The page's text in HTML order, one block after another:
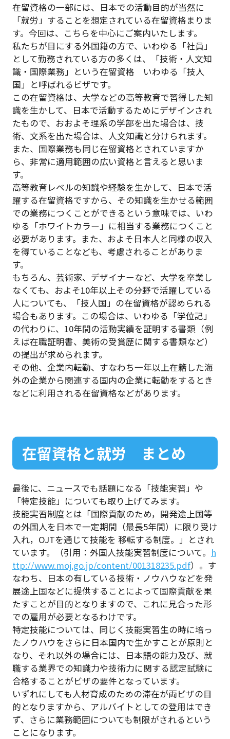
在留資格の一部には、日本での活動目的が当然に
「就労」することを想定されている在留資格まりま
す。今回は、こちらを中心にご案内いたします。
私たちが目にする外国籍の方で、いわゆる「社員」
として勤務されている方の多くは、「技術・人文知
識・国際業務」という在留資格 いわゆる「技人
国」と呼ばれるビザです。
この在留資格は、大学などの高等教育で習得した知
識を生かして、日本で活動するためにデザインされ
たもので、おおよそ理系の学部を出た場合は、技
術、文系を出た場合は、人文知識と分けられます。
また、国際業務も同じ在留資格とされていますか
ら、非常に適用範囲の広い資格と言えると思いま
す。
高等教育レベルの知識や経験を生かして、日本で活
躍する在留資格ですから、その知識を生かせる範囲
での業務につくことができるという意味では、いわ
ゆる「ホワイトカラー」に相当する業務につくこと
必要があります。また、およそ日本人と同様の収入
を得ていることなども、考慮されることがありま
す。
もちろん、芸術家、デザイナーなど、大学を卒業し
なくても、およそ10年以上その分野で活躍している
人についても、「技人国」の在留資格が認められる
場合もあります。この場合は、いわゆる「学位記」
の代わりに、10年間の活動実績を証明する書類（例
えば在職証明書、美術の受賞歴に関する書類など）
の提出が求められます。
その他、企業内転勤、すなわち一年以上在籍した海
外の企業から関連する国内の企業に転勤をするとき
などに利用される在留資格などがあります。
在留資格と就労 まとめ
最後に、ニュースでも話題になる「技能実習」や
「特定技能」についても取り上げてみます。
技能実習制度とは「国際貢献のため，開発途上国等
の外国人を日本で一定期間（最長5年間）に限り受け
入れ，OJTを通じて技能を 移転する制度。」とされ
ています。（引用：外国人技能実習制度について。 h
ttp://www.moj.go.jp/content/001318235.pdf）。す
なわち、日本の有している技術・ノウハウなどを発
展途上国などに提供することによって国際貢献を果
たすことが目的となりますので、これに見合った形
での雇用が必要となるわけです。
特定技能については、同じく技能実習生の時に培っ
たノウハウをさらに日本国内で生かすことが原則と
なり、それ以外の場合には、日本語の能力及び、就
職する業界での知識力や技術力に関する認定試験に
合格することがビザの要件となっています。
いずれにしても人材育成のための滞在が両ビザの目
的となりますから、アルバイトとしての登用はでき
ず、さらに業務範囲についても制限がされるという
ことになります。